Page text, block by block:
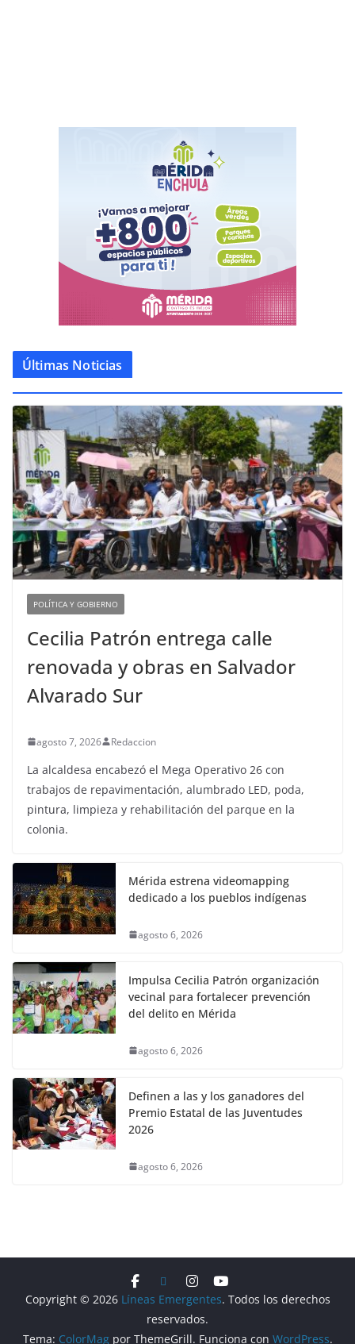
Últimas Noticias
POLÍTICA Y GOBIERNO
Cecilia Patrón entrega calle
renovada y obras en Salvador
Alvarado Sur
agosto 7, 2026 Redaccion
La alcaldesa encabezó el Mega Operativo 26 con
trabajos de repavimentación, alumbrado LED, poda,
pintura, limpieza y rehabilitación del parque en la
colonia.
Mérida estrena videomapping
dedicado a los pueblos indígenas
agosto 6, 2026
Impulsa Cecilia Patrón organización
vecinal para fortalecer prevención
del delito en Mérida
agosto 6, 2026
Definen a las y los ganadores del
Premio Estatal de las Juventudes
2026
agosto 6, 2026
Copyright © 2026 Líneas Emergentes. Todos los derechos
reservados.
Tema: ColorMagpor ThemeGrill. Funciona con WordPress.